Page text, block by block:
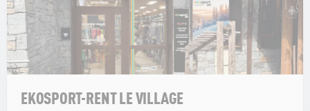
EKOSPORT-RENT LE VILLAGE